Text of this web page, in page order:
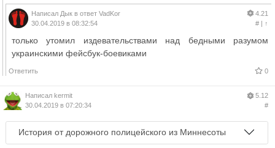
Написал Дык в ответ VadKor
30.04.2019 в 08:32:54
4.21
#| ↑
только утомил издевательствами над бедными разумом
украинскими фейсбук-боевиками
Ответить 0
Написал kermit
30.04.2019 в 07:20:34
5.12
#
История от дорожного полицейского из Миннесоты